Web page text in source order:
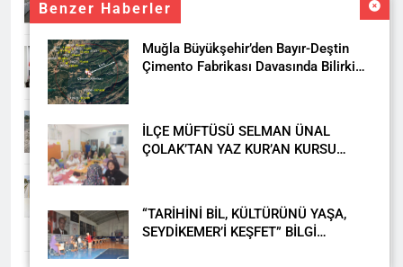
Benzer Haberler
Muğla Büyükşehir’den Bayır-Deştin
Çimento Fabrikası Davasında Bilirkişi
İLÇE MÜFTÜSÜ SELMAN ÜNAL
ÇOLAK’TAN YAZ KUR’AN KURSU
“TARİHİNİ BİL, KÜLTÜRÜNÜ YAŞA,
SEYDİKEMER’İ KEŞFET” BİLGİ
Haftası Kadıköy Sergisiyle Başladı
DALAMAN KENT PARK PROJESİ İÇİN
BAŞKAN DURMUŞ’A YETKİ VERİLDİ
Seydikemer’de Akçay Deresi Tepkisi
Büyüyor: “Yetkililer Vatandaşın Sesini
Duysun”
Tutuklama